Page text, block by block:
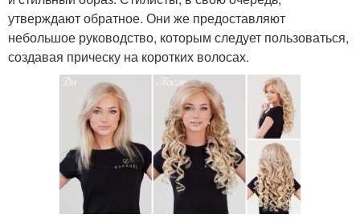
утверждают обратное. Они же предоставляют
небольшое руководство, которым следует пользоваться,
создавая прическу на коротких волосах.